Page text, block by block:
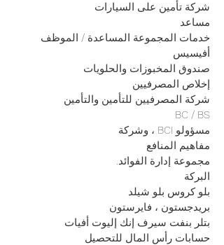
شركة تأمين على السيارات
مساعد
خدمات المجموعة المساعدة / الموظف
أفيسيس
صندوق المخبوزات والحلويات
إخلاص المصرفيين
شركة المصرفيين للتأمين والتأمين
BC / BS
مسؤولو BCI ، وشركة
مفاهيم المنافع
مجموعة إدارة الفوائد.
البركة
بلو كروس بلو شيلد
بريدجستون ، فايرستون
بتلر بنفت سيرف إنك إليوت أفيات
حسابات رأس المال للتحصيل